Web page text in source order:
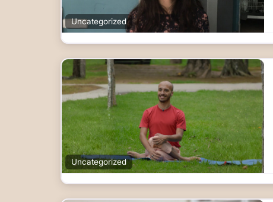
Uncategorized
Uncategorized